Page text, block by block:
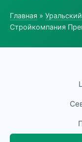
Главная »
Стройкомпания